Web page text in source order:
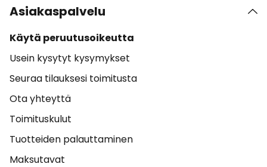
Asiakaspalvelu
Käytä peruutusoikeutta
Usein kysytyt kysymykset
Seuraa tilauksesi toimitusta
Ota yhteyttä
Toimituskulut
Tuotteiden palauttaminen
Maksutavat